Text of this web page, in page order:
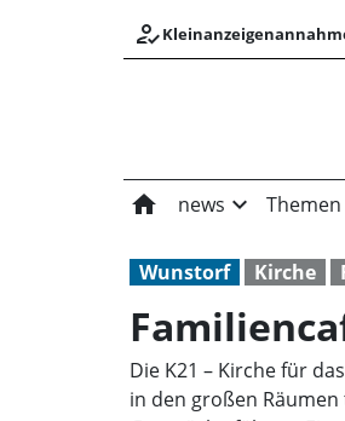
how_to_reg
home news expand_more Themen
Wunstorf Kirche
Die K21 – Kirche für
in den großen